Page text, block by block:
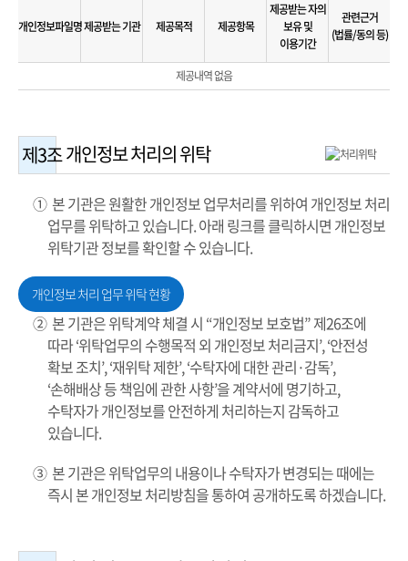
개인정보파일명제공받는 기관 제공목적 제공항목
제공받는 자의
보유 및
이용기간
관련근거
(법률/동의 등)
제공내역 없음
제3조개인정보 처리의 위탁
① 본 기관은 원활한 개인정보 업무처리를 위하여 개인정보 처리
업무를 위탁하고 있습니다. 아래 링크를 클릭하시면 개인정보
위탁기관 정보를 확인할 수 있습니다.
개인정보 처리 업무 위탁 현황
② 본 기관은 위탁계약 체결 시 “개인정보 보호법” 제26조에
따라 ‘위탁업무의 수행목적 외 개인정보 처리금지’, ‘안전성
확보 조치’, ‘재위탁 제한’, ‘수탁자에 대한 관리·감독’,
‘손해배상 등 책임에 관한 사항’을 계약서에 명기하고,
수탁자가 개인정보를 안전하게 처리하는지 감독하고
있습니다.
③ 본 기관은 위탁업무의 내용이나 수탁자가 변경되는 때에는
즉시 본 개인정보 처리방침을 통하여 공개하도록 하겠습니다.